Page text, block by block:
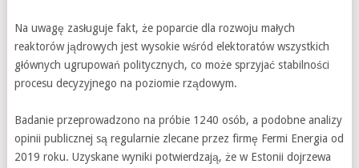
Na uwagę zasługuje fakt, że poparcie dla rozwoju małych
reaktorów jądrowych jest wysokie wśród elektoratów wszystkich
głównych ugrupowań politycznych, co może sprzyjać stabilności
procesu decyzyjnego na poziomie rządowym.
Badanie przeprowadzono na próbie 1240 osób, a podobne analizy
opinii publicznej są regularnie zlecane przez firmę Fermi Energia od
2019 roku. Uzyskane wyniki potwierdzają, że w Estonii dojrzewa